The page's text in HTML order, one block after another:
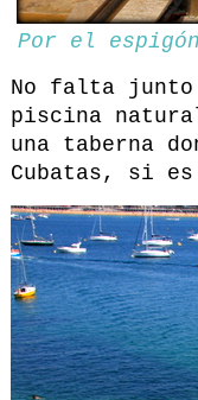
Por el
No falta junto
piscina
una taberna
Cubatas, si